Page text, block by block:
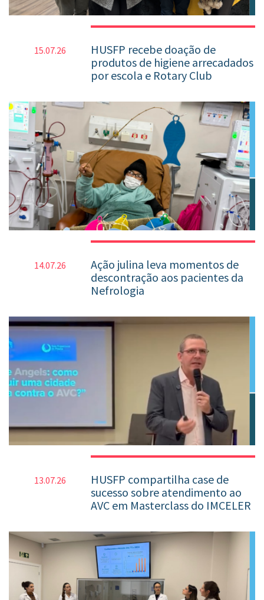
15.07.26
HUSFP recebe doação de
produtos de higiene arrecadados
por escola e Rotary Club
14.07.26
Ação julina leva momentos de
descontração aos pacientes da
Nefrologia
13.07.26
HUSFP compartilha case de
sucesso sobre atendimento ao
AVC em Masterclass do IMCELER